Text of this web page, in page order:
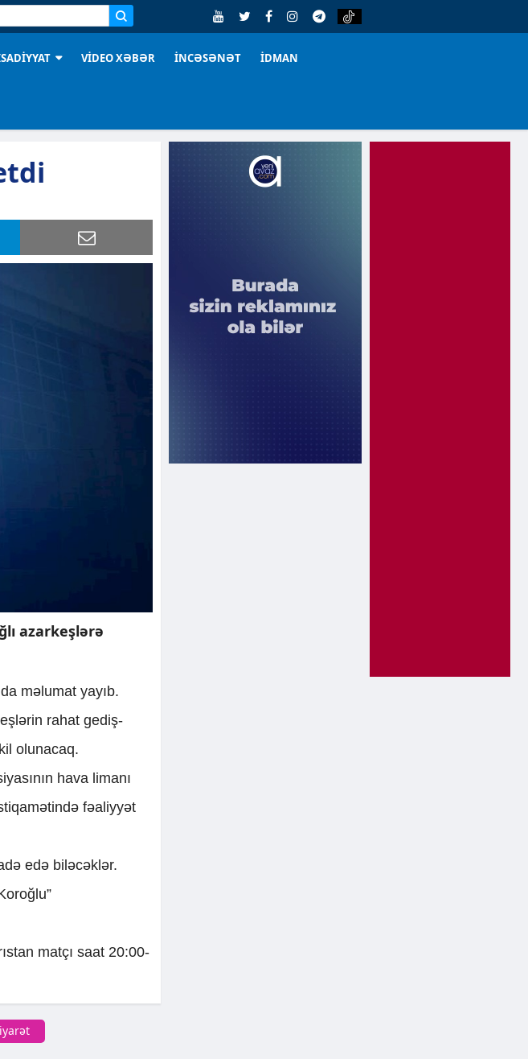
VİDEO XƏBƏR İNCƏSƏNƏT İDMAN
azarkeşlərə
məlumat yayıb.
rahat gediş-
olunacaq.
hava limanı
fəaliyyət
edə biləcəklər.
matçı saat 20:00-